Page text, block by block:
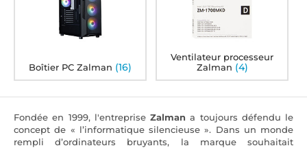
Fondée en 1999, l'entreprise Zalman a toujours défendu le
concept de « l’informatique silencieuse ». Dans un monde
rempli d’ordinateurs bruyants, la marque souhaitait
Boîtier PC Zalman (16)
Ventilateur processeur
Zalman (4)